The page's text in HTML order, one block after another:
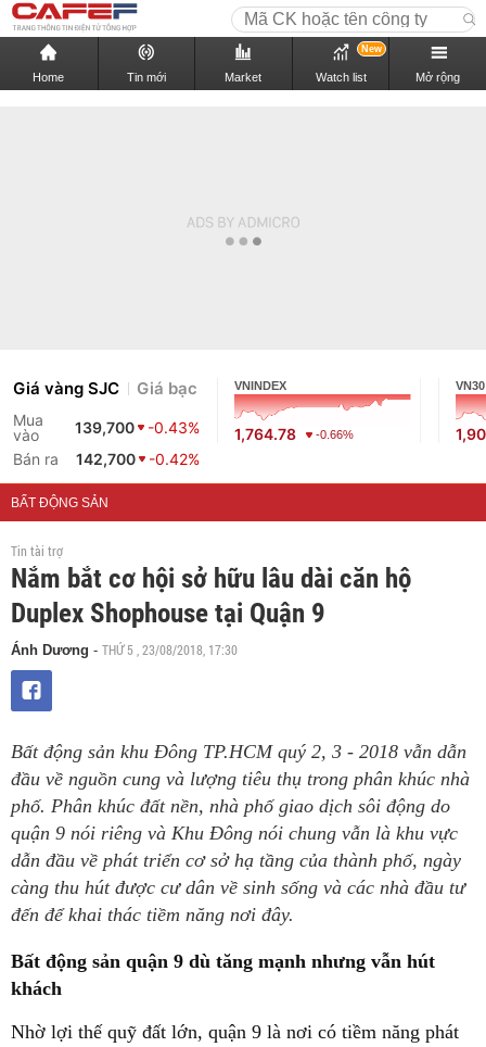
Home Tin mới Market Watch list
New
Mở rộng
Giá vàng SJC Giá bạc
Mua
vào
139,700
-0.43%
Bán ra
142,700 -0.42%
VNINDEX
1,764.78 -0.66%
VN30
BẤT ĐỘNG SẢN
Tin tài trợ
Nắm bắt cơ hội sở hữu lâu dài căn hộ
Duplex Shophouse tại Quận 9
Ánh Dương - THỨ 5 , 23/08/2018, 17:30
Bất động sản khu Đông TP.HCM quý 2, 3 - 2018 vẫn dẫn
đầu về nguồn cung và lượng tiêu thụ trong phân khúc nhà
phố. Phân khúc đất nền, nhà phố giao dịch sôi động do
quận 9 nói riêng và Khu Đông nói chung vẫn là khu vực
dẫn đầu về phát triển cơ sở hạ tầng của thành phố, ngày
càng thu hút được cư dân về sinh sống và các nhà đầu tư
đến để khai thác tiềm năng nơi đây.
Bất động sản quận 9 dù tăng mạnh nhưng vẫn hút
khách
Nhờ lợi thế quỹ đất lớn, quận 9 là nơi có tiềm năng phát